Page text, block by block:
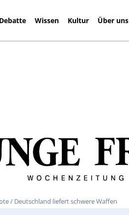
Debatte Wissen Kultur Über uns
/ Deutschland liefert schwere Waffen